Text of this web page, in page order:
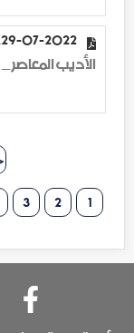
29-07-2022, 20:45
الأديب المعاصر _ العدد 9
1
2
3